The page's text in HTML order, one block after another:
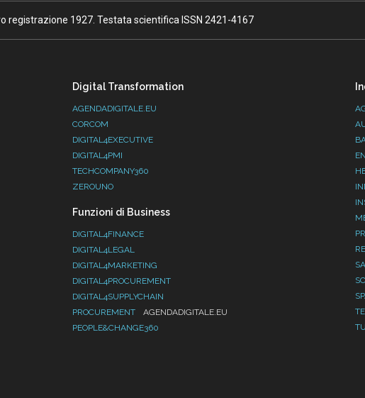
registrazione 1927. Testata scientifica ISSN 2421-4167
Digital Transformation
AGENDADIGITALE.EU
CORCOM
DIGITAL4EXECUTIVE
DIGITAL4PMI
TECHCOMPANY360
ZEROUNO
Funzioni di Business
DIGITAL4FINANCE
DIGITAL4LEGAL
DIGITAL4MARKETING
DIGITAL4PROCUREMENT
DIGITAL4SUPPLYCHAIN
PROCUREMENT
AGENDADIGITALE.EU
PEOPLE&CHANGE360